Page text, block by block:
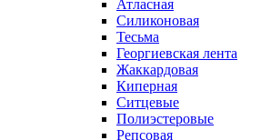
Атласная
Силиконовая
Тесьма
Георгиевская лента
Жаккардовая
Киперная
Ситцевые
Полиэстеровые
Репсовая